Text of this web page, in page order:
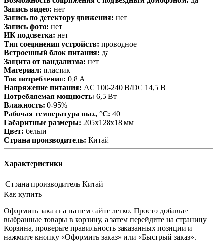
Запись видео: нет
Запись по детектору движения: нет
Запись фото: нет
ИК подсветка: нет
Тип соединения устройств: проводное
Встроенный блок питания: да
Защита от вандализма: нет
Материал: пластик
Ток потребления: 0,8 А
Напряжение питания: AC 100-240 В/DC 14,5 В
Потребляемая мощность: 6,5 Вт
Влажность: 0-95%
Рабочая температура max, °С: 40
Габаритные размеры: 205х128х18 мм
Цвет: белый
Страна производитель: Китай
Характеристики
Страна производитель Китай
Как купить
Оформить заказ на нашем сайте легко. Просто добавьте
выбранные товары в корзину, а затем перейдите на страницу
Корзина, проверьте правильность заказанных позиций и
нажмите кнопку «Оформить заказ» или «Быстрый заказ».